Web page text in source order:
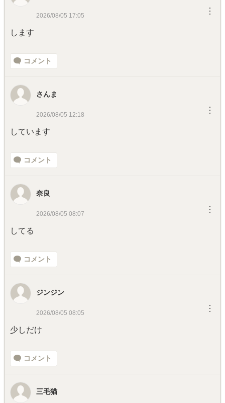
2026/08/05 17:05 ︙
します
コメント
さんま
2026/08/05 12:18 ︙
しています
コメント
奈良
2026/08/05 08:07 ︙
してる
コメント
ジンジン
2026/08/05 08:05 ︙
少しだけ
コメント
三毛猫